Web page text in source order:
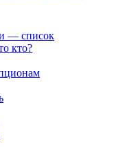
— список
кто?